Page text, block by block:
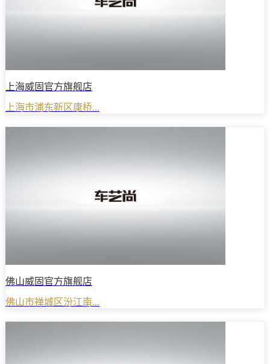
上海威固官方旗舰店
上海市浦东新区康桥...
佛山威固官方旗舰店
佛山市禅城区汾江南...